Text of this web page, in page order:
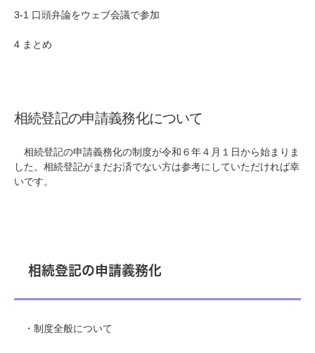
3-1 口頭弁論をウェブ会議で参加
4 まとめ
相続登記の申請義務化について
相続登記の申請義務化の制度が令和６年４月１日から始まりま
した。相続登記がまだお済でない方は参考にしていただければ幸
いです。
相続登記の申請義務化
・制度全般について